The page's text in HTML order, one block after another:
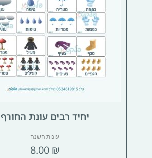
יחיד רבים עונת החורף
עונות השנה
8.00 ₪